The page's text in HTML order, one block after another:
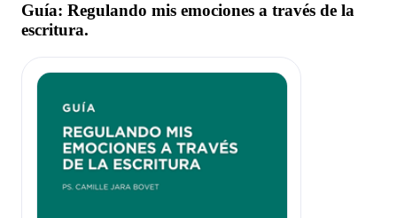
Guía: Regulando mis emociones a través de la
escritura.